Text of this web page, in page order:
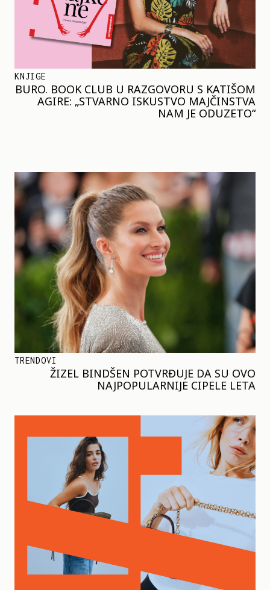
KNJIGE
BURO. BOOK CLUB U RAZGOVORU S KATIŠOM
AGIRE: „STVARNO ISKUSTVO MAJČINSTVA
NAM JE ODUZETO“
TRENDOVI
ŽIZEL BINDŠEN POTVRĐUJE DA SU OVO
NAJPOPULARNIJE CIPELE LETA